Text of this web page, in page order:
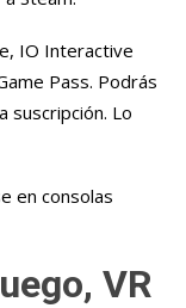
IO Interactive
Pass. Podrás
suscripción. Lo
en consolas
VR